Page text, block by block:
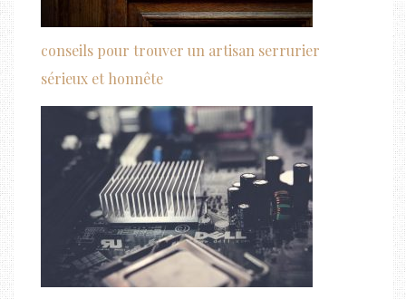
conseils pour trouver un artisan serrurier
sérieux et honnête